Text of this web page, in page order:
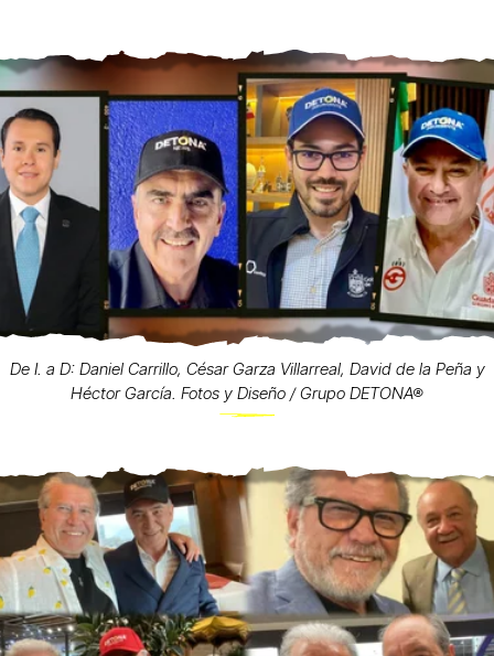
De I. a D: Daniel Carrillo, César Garza Villarreal, David de la Peña y
Héctor García. Fotos y Diseño / Grupo DETONA®